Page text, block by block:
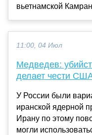
вьетнамской
11:00, 04 Июл
Медведев:
делает чести
У России были
иранской ядерной
Ирану по этому
могли